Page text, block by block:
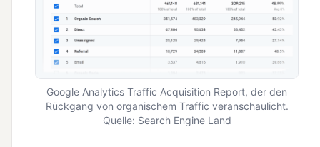
Google Analytics Traffic Acquisition Report, der den
Rückgang von organischem Traffic veranschaulicht.
Quelle: Search Engine Land